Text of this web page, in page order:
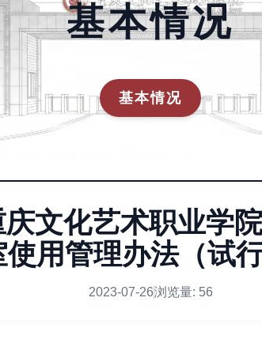
基本情况
基本情况
文化艺术职业学
用管理办法（试
2023-07-26浏览量: 56